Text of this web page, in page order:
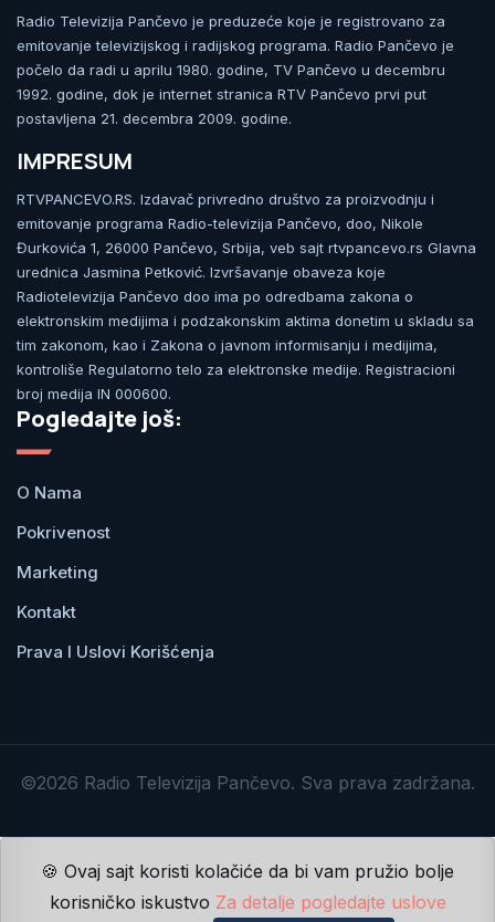
Radio Televizija Pančevo je preduzeće koje je registrovano za
emitovanje televizijskog i radijskog programa. Radio Pančevo je
počelo da radi u aprilu 1980. godine, TV Pančevo u decembru
1992. godine, dok je internet stranica RTV Pančevo prvi put
postavljena 21. decembra 2009. godine.
IMPRESUM
RTVPANCEVO.RS. Izdavač privredno društvo za proizvodnju i
emitovanje programa Radio-televizija Pančevo, doo, Nikole
Đurkovića 1, 26000 Pančevo, Srbija, veb sajt rtvpancevo.rs Glavna
urednica Jasmina Petković. Izvršavanje obaveza koje
Radiotelevizija Pančevo doo ima po odredbama zakona o
elektronskim medijima i podzakonskim aktima donetim u skladu sa
tim zakonom, kao i Zakona o javnom informisanju i medijima,
kontroliše Regulatorno telo za elektronske medije. Registracioni
broj medija IN 000600.
Pogledajte još:
O Nama
Pokrivenost
Marketing
Kontakt
Prava I Uslovi Korišćenja
©2026 Radio Televizija Pančevo. Sva prava zadržana.
🍪 Ovaj sajt koristi kolačiće da bi vam pružio bolje
korisničko iskustvo Za detalje pogledajte uslove